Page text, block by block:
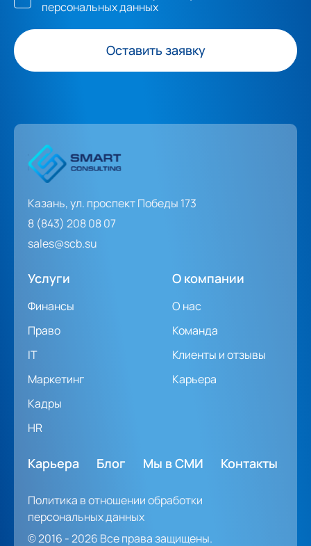
Оставить заявку
персональных данных
Казань, ул. проспект Победы 173
8 (843) 208 08 07
sales@scb.su
Услуги
Финансы
Право
IT
Маркетинг
Кадры
HR
О компании
О нас
Команда
Клиенты и отзывы
Карьера
Карьера Блог Мы в СМИ Контакты
Политика в отношении обработки
персональных данных
© 2016 - 2026 Все права защищены.